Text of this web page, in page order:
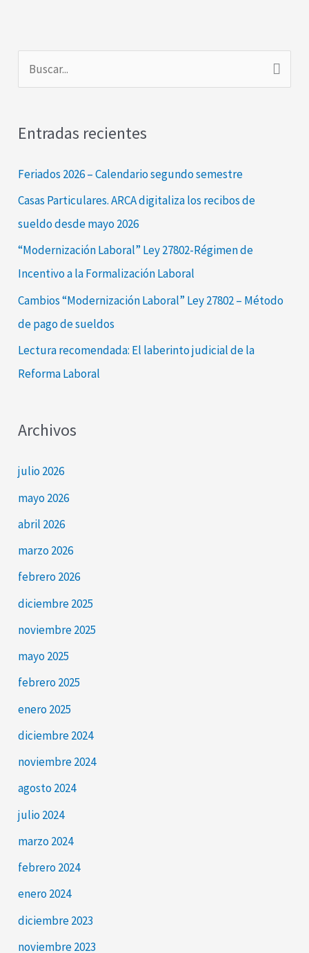
c
a
Entradas recientes
Feriados 2026 – Calendario segundo semestre
Casas Particulares. ARCA digitaliza los recibos de
sueldo desde mayo 2026
“Modernización Laboral” Ley 27802-Régimen de
Incentivo a la Formalización Laboral
Cambios “Modernización Laboral” Ley 27802 – Método
de pago de sueldos
Lectura recomendada: El laberinto judicial de la
Reforma Laboral
Archivos
julio 2026
mayo 2026
abril 2026
marzo 2026
febrero 2026
diciembre 2025
noviembre 2025
mayo 2025
febrero 2025
enero 2025
diciembre 2024
noviembre 2024
agosto 2024
julio 2024
marzo 2024
febrero 2024
enero 2024
diciembre 2023
noviembre 2023